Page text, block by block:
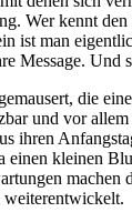
Wer kennt
man
Message. Und
die
und vor
kleinen
weiterentwickelt.